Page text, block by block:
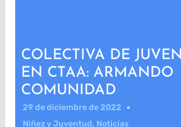
COLECTIVA DE
EN CTAA: ARMANDO
COMUNIDAD
29 de diciembre de 2022
Niñez y Juventud, Noticias